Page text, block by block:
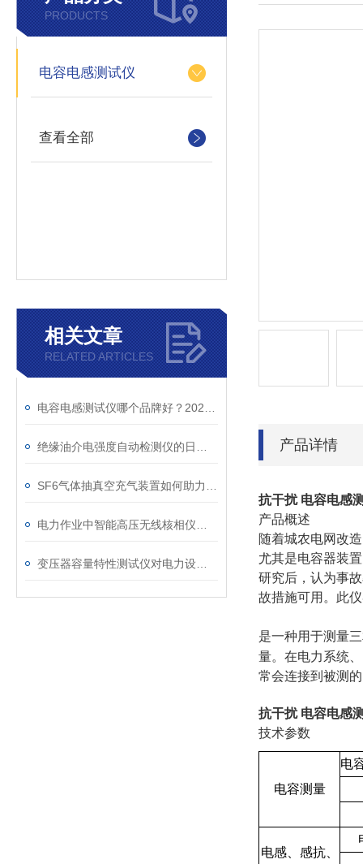
PRODUCTS
电容电感测试仪
查看全部
相关文章
RELATED ARTICLES
产品详情
抗干扰 电容电感
产品概述
随着城农电网改
尤其是电容器装
研究后，认为事
故措施可用。此
是一种用于测量
量。在电力系统
常会连接到被测
抗干扰 电容电感
技术参数
电容测量
电
电感、感抗、